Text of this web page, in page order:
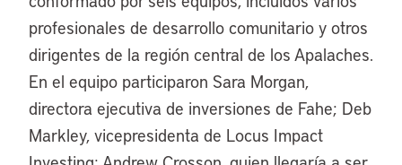
profesionales de desarrollo comunitario y otros
dirigentes de la región central de los Apalaches.
En el equipo participaron Sara Morgan,
directora ejecutiva de inversiones de Fahe; Deb
Markley, vicepresidenta de Locus Impact